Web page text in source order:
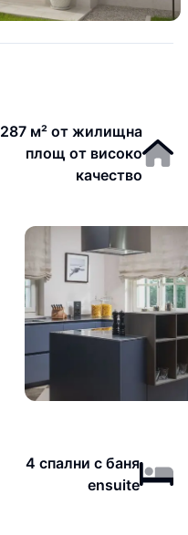
287 м² от жилищна
площ от високо
качество
4 спални с баня
ensuite